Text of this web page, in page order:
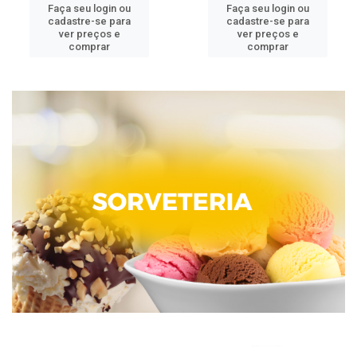
Faça seu login ou
cadastre-se para
ver preços e
comprar
Faça seu login ou
cadastre-se para
ver preços e
comprar